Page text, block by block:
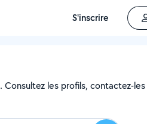
S'inscrire
Consultez les profils, contactez-